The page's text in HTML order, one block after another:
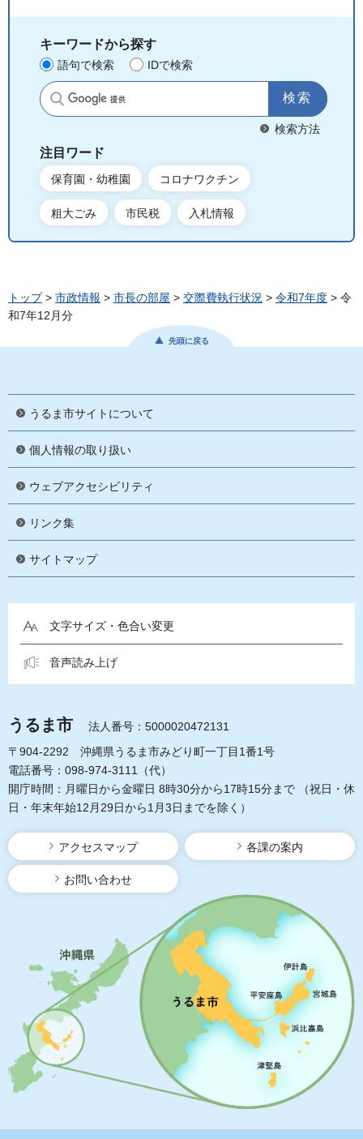
キーワードから探す
語句で検索 IDで検索
サイト内検索
検索方法
注目ワード
保育園・幼稚園 コロナワクチン
粗大ごみ 市民税 入札情報
トップ> 市政情報 > 市長の部屋 > 交際費執行状況 > 令和7年度 > 令
和7年12月分
先頭に戻る
うるま市サイトについて
個人情報の取り扱い
ウェブアクセシビリティ
リンク集
サイトマップ
文字サイズ・色合い変更
音声読み上げ
うるま市
法人番号：5000020472131
〒904-2292 沖縄県うるま市みどり町一丁目1番1号
電話番号：098-974-3111（代）
開庁時間：月曜日から金曜日 8時30分から17時15分まで
（祝日・休
日・年末年始12月29日から1月3日までを除く）
アクセスマップ 各課の案内
お問い合わせ